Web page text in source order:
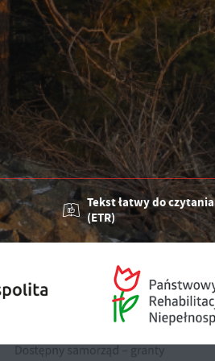
Tekst łatwy do czytania
(ETR)